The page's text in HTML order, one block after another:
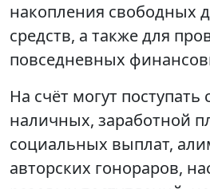
накопления свободных
средств, а также для
повседневных
На счёт могут поступать
наличных, заработной
социальных выплат,
авторских гонораров,